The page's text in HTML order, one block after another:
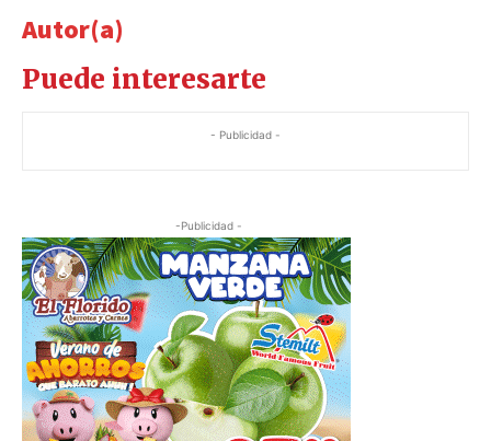
Autor(a)
Puede interesarte
- Publicidad -
-Publicidad -